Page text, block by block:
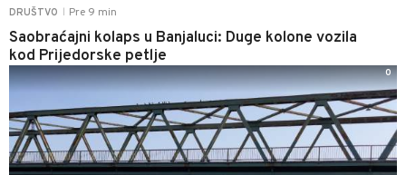
DRUŠTVO Pre 9 min
Saobraćajni kolaps u Banjaluci: Duge kolone vozila
kod Prijedorske petlje
0